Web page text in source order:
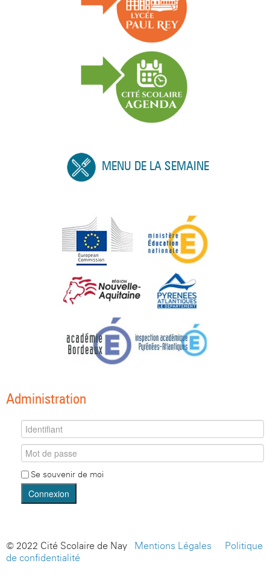
MENU DE LA SEMAINE
Administration
Se souvenir de moi
Connexion
© 2022 Cité Scolaire de Nay - Mentions Légales
Politique
de confidentialité